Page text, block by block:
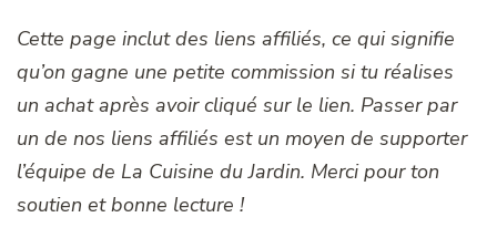
Cette page inclut des liens affiliés, ce qui signifie
qu’on gagne une petite commission si tu réalises
un achat après avoir cliqué sur le lien. Passer par
un de nos liens affiliés est un moyen de supporter
l’équipe de La Cuisine du Jardin. Merci pour ton
soutien et bonne lecture !